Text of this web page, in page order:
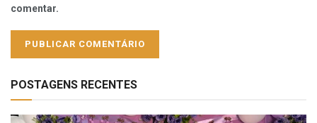
comentar.
POSTAGENS RECENTES